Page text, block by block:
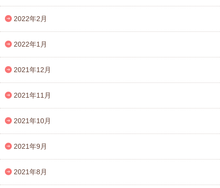
2022年2月
2022年1月
2021年12月
2021年11月
2021年10月
2021年9月
2021年8月